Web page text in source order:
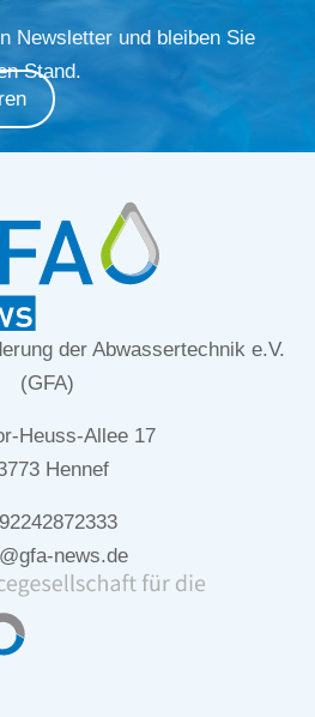
Newsletter und bleiben Sie
Stand.
der Abwassertechnik e.V.
(GFA)
Heuss-Allee 17
Hennef
news.de